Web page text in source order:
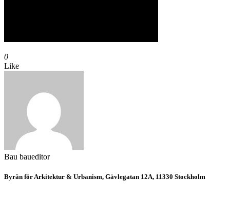
0
Like
Bau baueditor
Byrån för Arkitektur & Urbanism, Gävlegatan 12A, 11330 Stockholm